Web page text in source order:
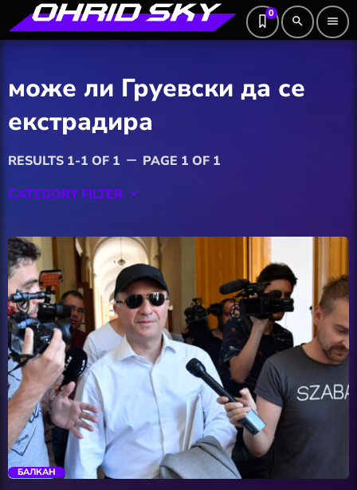
0
search menu
може ли Груевски да се
екстрадира
RESULTS 1-1 OF 1 remove PAGE 1 OF 1
CATEGORY FILTER keyboard_arrow_down
Hobby
Software
Wellness
АвтоКлуб
Балкан
trending_flat
БАЛКАН